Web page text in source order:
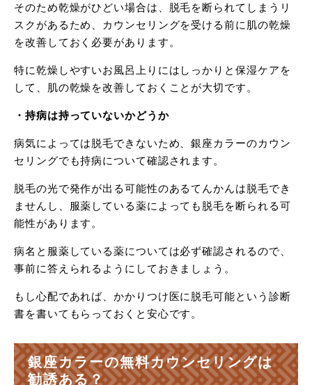
そのため乾燥がひどい場合は、脱毛を断られてしまうリ
スクがあるため、カウンセリングを受ける前に肌の乾燥
を改善しておく必要があります。
特に乾燥しやすいお風呂上りにはしっかりと保湿ケアを
して、肌の乾燥を改善しておくことが大切です。
・持病は持っていないかどうか
病気によっては脱毛できないため、銀座カラーのカウン
セリングでも持病について確認されます。
脱毛の光で発作が出る可能性のあるてんかんは脱毛でき
ませんし、服薬している薬によっても脱毛を断られる可
能性があります。
病名と服薬している薬については必ず確認されるので、
事前に答えられるようにしておきましょう。
もし心配であれば、かかりつけ医に脱毛可能という診断
書を書いてもらっておくと安心です。
銀座カラーの無料カウンセリングは
勧誘ある？